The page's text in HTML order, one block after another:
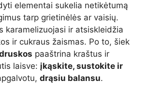
elementai sukelia netikėtumą
tarp grietinėlės ar vaisių.
karamelizuojasi ir atsiskleidžia
ir cukraus žaismas. Po to, šiek
paaštrina kraštus ir
laisve: įkąskite, sustokite ir
drąsiu balansu.